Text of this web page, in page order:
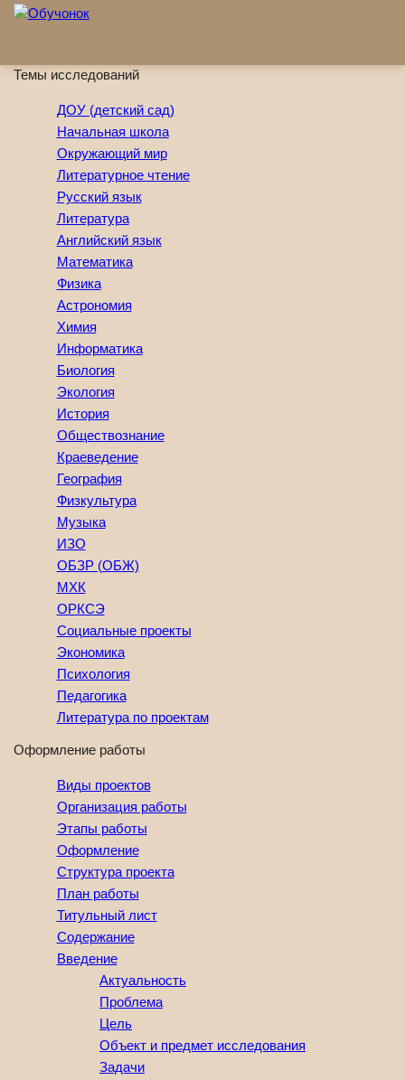
Перейти к основному содержанию
Темы исследований
ДОУ (детский сад)
Начальная школа
Окружающий мир
Литературное чтение
Русский язык
Литература
Английский язык
Математика
Физика
Астрономия
Химия
Информатика
Биология
Экология
История
Обществознание
Краеведение
География
Физкультура
Музыка
ИЗО
ОБЗР (ОБЖ)
МХК
ОРКСЭ
Социальные проекты
Экономика
Психология
Педагогика
Литература по проектам
Оформление работы
Виды проектов
Организация работы
Этапы работы
Оформление
Структура проекта
План работы
Титульный лист
Содержание
Введение
Актуальность
Проблема
Цель
Объект и предмет исследования
Задачи